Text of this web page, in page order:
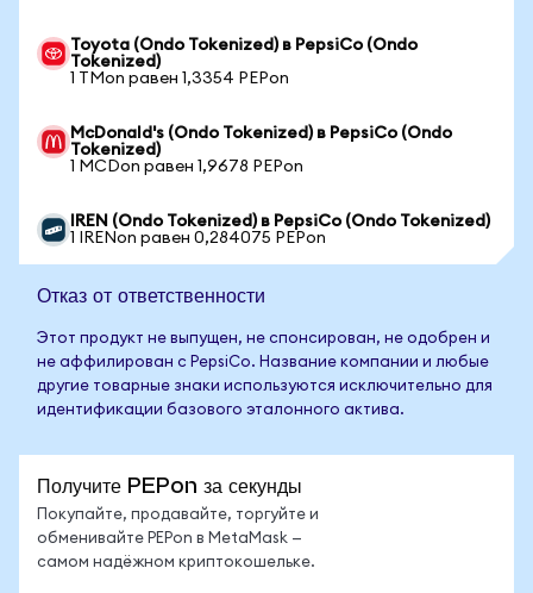
Toyota (Ondo Tokenized) в PepsiCo (Ondo
Tokenized)
1 TMon равен 1,3354 PEPon
McDonald's (Ondo Tokenized) в PepsiCo (Ondo
Tokenized)
1 MCDon равен 1,9678 PEPon
IREN (Ondo Tokenized) в PepsiCo (Ondo Tokenized)
1 IRENon равен 0,284075 PEPon
Отказ от ответственности
Этот продукт не выпущен, не спонсирован, не одобрен и
не аффилирован с PepsiCo. Название компании и любые
другие товарные знаки используются исключительно для
идентификации базового эталонного актива.
Получите PEPon за секунды
Покупайте, продавайте, торгуйте и
обменивайте PEPon в MetaMask —
самом надёжном криптокошельке.